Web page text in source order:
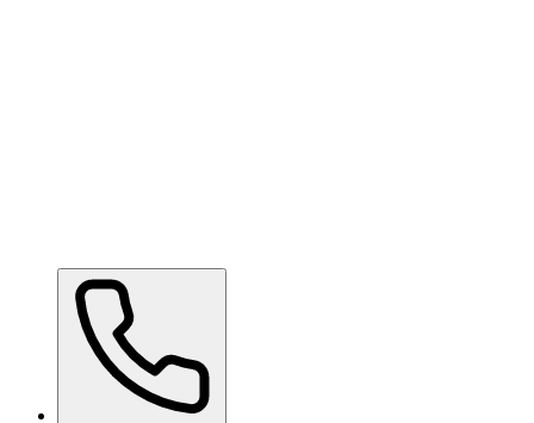
Ceramic Pro ION Base Coatpå forespørsel